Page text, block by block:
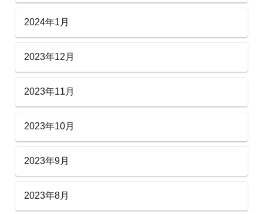
2024年1月
2023年12月
2023年11月
2023年10月
2023年9月
2023年8月